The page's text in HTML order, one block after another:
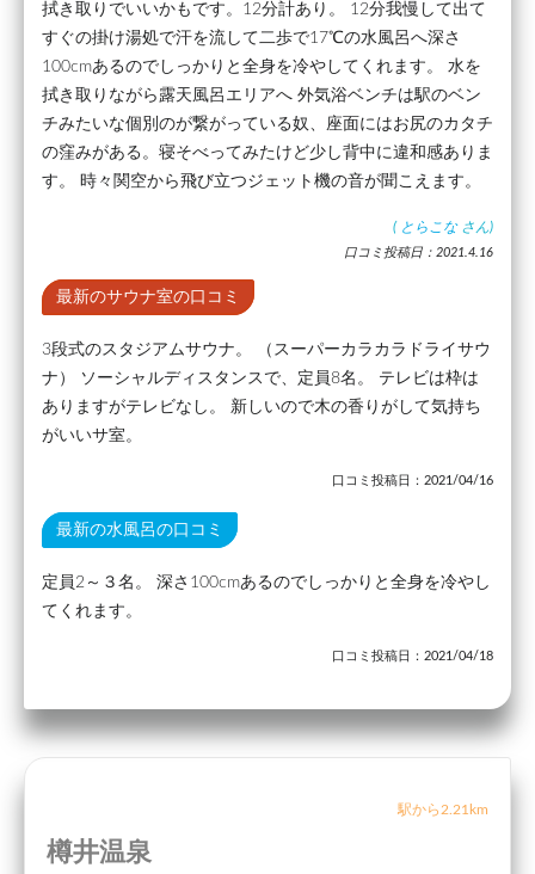
拭き取りでいいかもです。12分計あり。 12分我慢して出て
すぐの掛け湯処で汗を流して二歩で17℃の水風呂へ深さ
100cmあるのでしっかりと全身を冷やしてくれます。 水を
拭き取りながら露天風呂エリアへ 外気浴ベンチは駅のベン
チみたいな個別のが繋がっている奴、座面にはお尻のカタチ
の窪みがある。寝そべってみたけど少し背中に違和感ありま
す。 時々関空から飛び立つジェット機の音が聞こえます。
( とらこな さん)
口コミ投稿日：2021.4.16
最新のサウナ室の口コミ
3段式のスタジアムサウナ。 （スーパーカラカラドライサウ
ナ） ソーシャルディスタンスで、定員8名。 テレビは枠は
ありますがテレビなし。 新しいので木の香りがして気持ち
がいいサ室。
口コミ投稿日：2021/04/16
最新の水風呂の口コミ
定員2～３名。 深さ100cmあるのでしっかりと全身を冷やし
てくれます。
口コミ投稿日：2021/04/18
駅から2.21km
樽井温泉